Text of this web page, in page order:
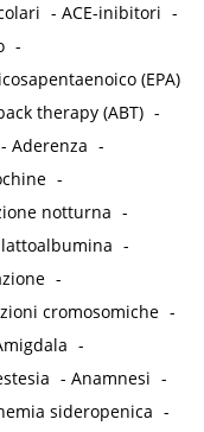
-ACE-inibitori -
-
(EPA)
therapy (ABT) -
-Aderenza -
-
notturna -
-
-
cromosomiche -
-
-Anamnesi -
sideropenica -